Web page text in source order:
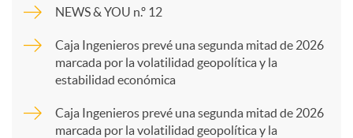
p
NEWS & YOU n.º 12
Caja Ingenieros prevé una segunda mitad de 2026
marcada por la volatilidad geopolítica y la
estabilidad económica
Caja Ingenieros prevé una segunda mitad de 2026
marcada por la volatilidad geopolítica y la